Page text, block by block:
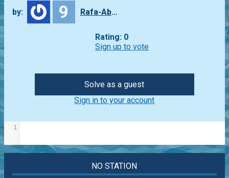
by: 9 Rafa-Abbade
Rating: 0
Sign up to vote
Solve as a guest
Sign in to your account
1
NO STATION